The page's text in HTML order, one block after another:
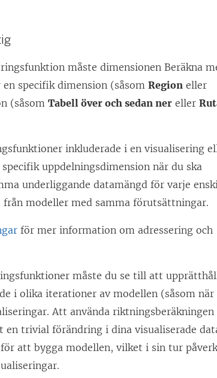
måste dimensionen Beräkna
en specifik dimension (såsomRegion eller
(såsomTabell över och sedan ner eller
inkluderade i en visualisering
uppdelningsdimension när du ska
underliggande datamängd för varje
modeller med samma förutsättningar.
för mer information om adressering och
måste du se till att
i olika iterationer av modellen (såsom när
Att använda riktningsberäkningen
trivial förändring i dina visualiserade
att bygga modellen, vilket i sin tur